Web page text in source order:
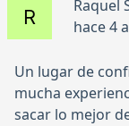
Raquel
hace 4
Un lugar de
mucha
sacar lo mejor